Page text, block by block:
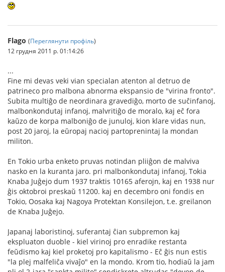
Flago (Переглянути профіль)
12 грудня 2011 р. 01:14:26
...
Fine mi devas veki vian specialan atenton al detruo de
patrineco pro malbona abnorma ekspansio de "virina fronto".
Subita multiĝo de neordinara gravediĝo, morto de suĉinfanoj,
malbonkondutaj infanoj, malvritiĝo de moralo, kaj eĉ fora
kaŭzo de korpa malboniĝo de junuloj, kion klare vidas nun,
post 20 jaroj, la eŭropaj nacioj partoprenintaj la mondan
militon.
En Tokio urba enketo pruvas notindan pliiĝon de malviva
nasko en la kuranta jaro. pri malbonkondutaj infanoj, Tokia
Knaba Juĝejo dum 1937 traktis 10165 aferojn, kaj en 1938 nur
ĝis oktobroi preskaŭ 11200. kaj en decembro oni fondis en
Tokio, Oosaka kaj Nagoya Protektan Konsilejon, t.e. greilanon
de Knaba Juĝejo.
Japanaj laboristinoj, suferantaj ĉian subpremon kaj
ekspluaton duoble - kiel virinoj pro enradike restanta
feŭdismo kaj kiel proketoj pro kapitalismo - Eĉ ĝis nun estis
"la plej malfeliĉa vivaĵo" en la mondo. Krom tio, hodiaŭ la jam